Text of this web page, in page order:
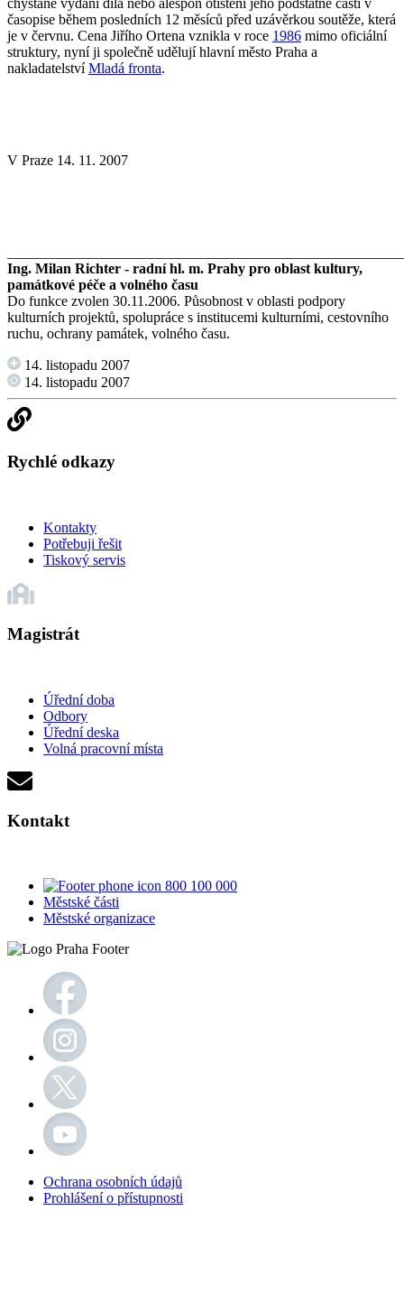
chystané vydání díla nebo alespoň otištění jeho podstatné části v
časopise během posledních 12 měsíců před uzávěrkou soutěže, která
je v červnu. Cena Jiřího Ortena vznikla v roce 1986 mimo oficiální
struktury, nyní ji společně udělují hlavní město Praha a
nakladatelstvíMladá fronta.
V Praze 14. 11. 2007
Ing. Milan Richter - radní hl. m. Prahy pro oblast kultury,
památkové péče a volného času
Do funkce zvolen 30.11.2006. Působnost v oblasti podpory
kulturních projektů, spolupráce s institucemi kulturními, cestovního
ruchu, ochrany památek, volného času.
14. listopadu 2007
14. listopadu 2007
Rychlé odkazy
Kontakty
Potřebuji řešit
Tiskový servis
Magistrát
Úřední doba
Odbory
Úřední deska
Volná pracovní místa
Kontakt
800 100 000
Městské části
Městské organizace
Ochrana osobních údajů
Prohlášení o přístupnosti